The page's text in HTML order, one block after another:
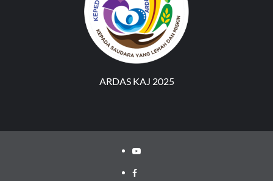
ARDAS KAJ 2025
Youtube
Facebook